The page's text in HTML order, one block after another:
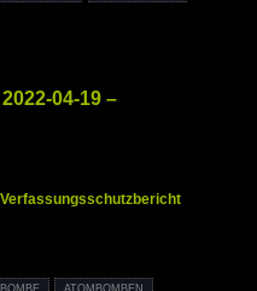
04-19 –
Verfassungsschutzbericht
ATOMBOMBEN